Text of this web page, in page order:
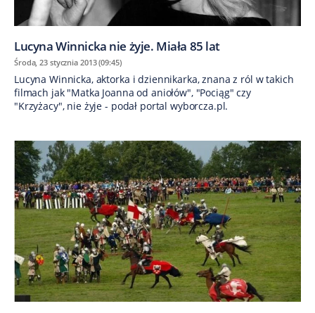
Lucyna Winnicka nie żyje. Miała 85 lat
Środa, 23 stycznia 2013 (09:45)
Lucyna Winnicka, aktorka i dziennikarka, znana z ról w takich
filmach jak "Matka Joanna od aniołów", "Pociąg" czy
"Krzyżacy", nie żyje - podał portal wyborcza.pl.